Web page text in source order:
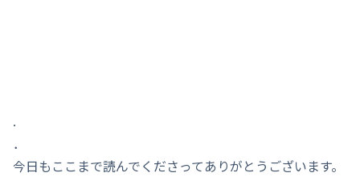
.
．
今日もここまで読んでくださってありがとうございます。